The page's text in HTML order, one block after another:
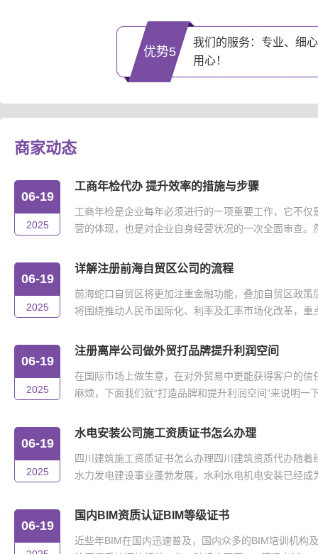
优势5
我们的服务：专业、细
用心！
商家动态
06-19
2025
工商年检代办 提升效率的措施与步骤
工商年检是企业每年必须进行的一项重要工作，它不仅
营的体现，也是对企业自身经营状况的一次全面审查。
06-19
2025
详解注册前海自贸区公司的流程
前海蛇口自贸区将更加注重金融功能，叠加自贸区政策
将围绕推动人民币国际化、利率及汇率市场化改革，重
06-19
2025
注册离岸公司做外贸打品牌提升利润空间
在国际市场上做生意，在对外贸易中更能获得客户的信
麻烦，下面我们就“打造品牌和提升利润空间”来说明一
06-19
2025
水电安装公司施工资质证书怎么办理
四川建筑施工资质证书怎么办理四川建筑资质代办随着
水力发电建设事业蓬勃发展，水利水电机电安装已经成
06-19
国内BIM资质认证BIM等级证书
近些年BIM在国内迅速普及，国内众多的BIM培训机构